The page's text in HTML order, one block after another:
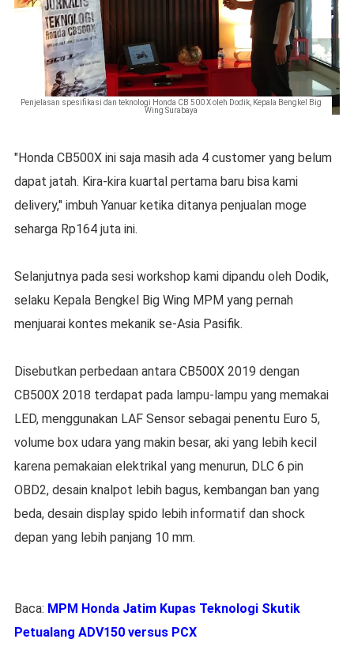
Penjelasan spesifikasi dan teknologi Honda CB 500 X oleh Dodik, Kepala Bengkel Big
Wing Surabaya
"Honda CB500X ini saja masih ada 4 customer yang belum
dapat jatah. Kira-kira kuartal pertama baru bisa kami
delivery," imbuh Yanuar ketika ditanya penjualan moge
seharga Rp164 juta ini.
Selanjutnya pada sesi workshop kami dipandu oleh Dodik,
selaku Kepala Bengkel Big Wing MPM yang pernah
menjuarai kontes mekanik se-Asia Pasifik.
Disebutkan perbedaan antara CB500X 2019 dengan
CB500X 2018 terdapat pada lampu-lampu yang memakai
LED, menggunakan LAF Sensor sebagai penentu Euro 5,
volume box udara yang makin besar, aki yang lebih kecil
karena pemakaian elektrikal yang menurun, DLC 6 pin
OBD2, desain knalpot lebih bagus, kembangan ban yang
beda, desain display spido lebih informatif dan shock
depan yang lebih panjang 10 mm.
Baca: MPM Honda Jatim Kupas Teknologi Skutik
Petualang ADV150 versus PCX